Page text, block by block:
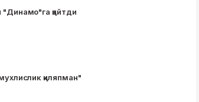
қайтди
қиляпман"